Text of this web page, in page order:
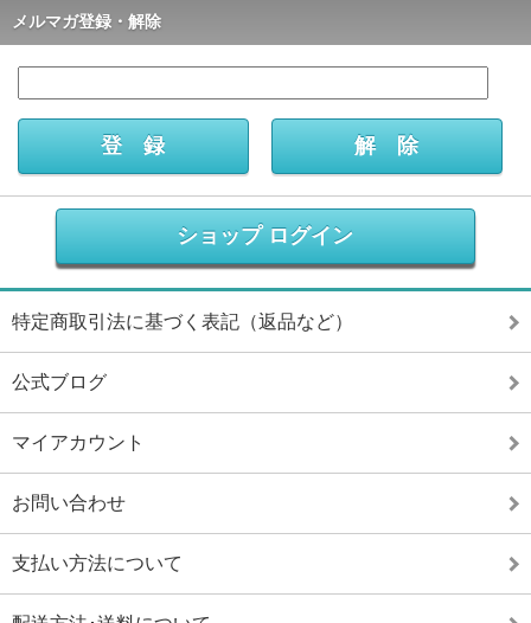
メルマガ登録・解除
ショップ ログイン
特定商取引法に基づく表記（返品など）
公式ブログ
マイアカウント
お問い合わせ
支払い方法について